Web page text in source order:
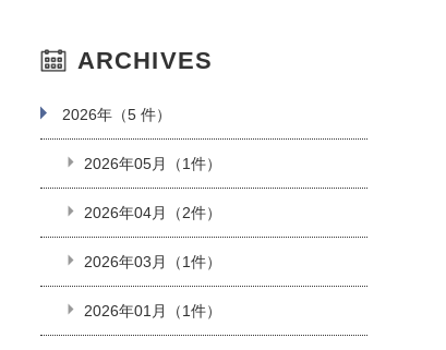
ARCHIVES
2026年（5 件）
2026年05月（1件）
2026年04月（2件）
2026年03月（1件）
2026年01月（1件）